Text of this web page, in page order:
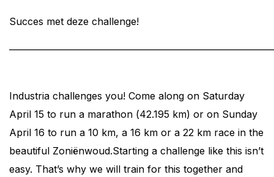
Succes met deze challenge!
Industria challenges you! Come along on Saturday
April 15 to run a marathon (42.195 km) or on Sunday
April 16 to run a 10 km, a 16 km or a 22 km race in the
beautiful Zoniënwoud.Starting a challenge like this isn’t
easy. That’s why we will train for this together and